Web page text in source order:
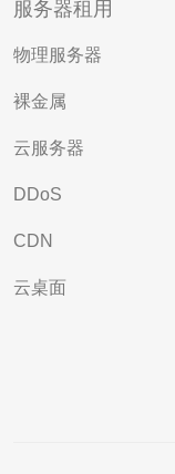
服务器租用
物理服务器
裸金属
云服务器
DDoS
CDN
云桌面